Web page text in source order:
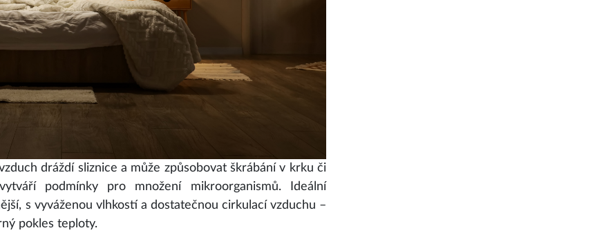
dráždí sliznice a může způsobovat škrábání v krku či
podmínky pro množení mikroorganismů. Ideální
s vyváženou vlhkostí a dostatečnou cirkulací vzduchu –
pokles teploty.